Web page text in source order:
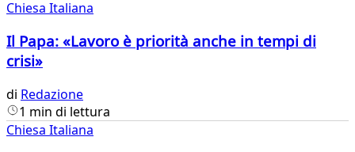
Chiesa Italiana
Il Papa: «Lavoro è priorità anche in tempi di
crisi»
di Redazione
1 min di lettura
Chiesa Italiana